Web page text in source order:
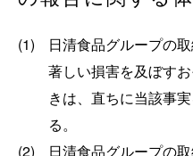
(1)
日清食品グループの
著しい損害を及ぼす
きは、直ちに当該事
る。
(2)
日清食品グループの